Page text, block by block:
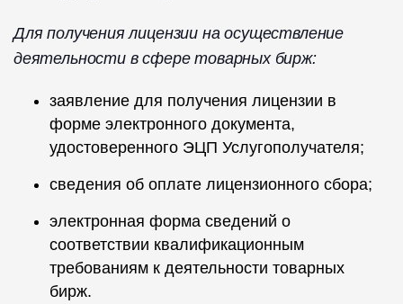
Для получения лицензии на осуществление
деятельности в сфере товарных бирж:
заявление для получения лицензии в
форме электронного документа,
удостоверенного ЭЦП Услугополучателя;
сведения об оплате лицензионного сбора;
электронная форма сведений о
соответствии квалификационным
требованиям к деятельности товарных
бирж.